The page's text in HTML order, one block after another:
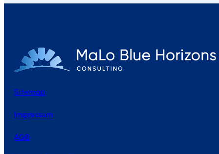
Sitemap
Impressum
AGB